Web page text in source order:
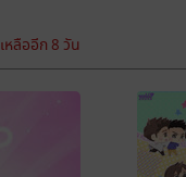
เหลืออีก 8 วัน